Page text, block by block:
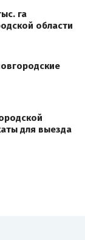
га
области
для выезда